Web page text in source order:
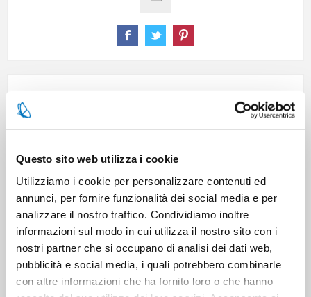
Questo sito web utilizza i cookie
Utilizziamo i cookie per personalizzare contenuti ed
annunci, per fornire funzionalità dei social media e per
analizzare il nostro traffico. Condividiamo inoltre
informazioni sul modo in cui utilizza il nostro sito con i
nostri partner che si occupano di analisi dei dati web,
pubblicità e social media, i quali potrebbero combinarle
con altre informazioni che ha fornito loro o che hanno
Pieces per carton 1
Cartons for pallets 1
Cartons for layer 0